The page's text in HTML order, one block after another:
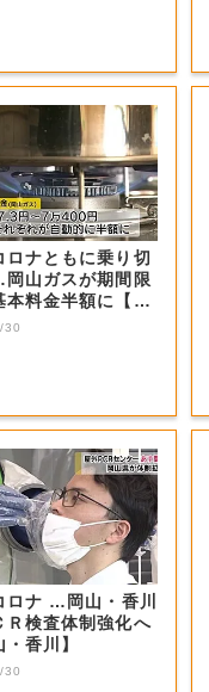
ロナともに乗り切
山ガスが期間限
本料金半額に【岡
市】
30
ロナ …岡山・香川
Ｒ検査体制強化へ
・香川】
30